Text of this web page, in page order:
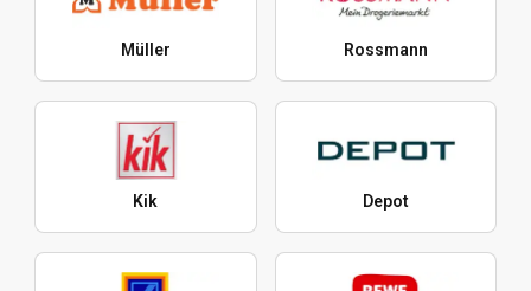
Müller Rossmann
Kik Depot